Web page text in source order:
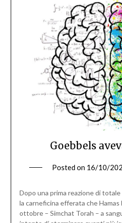
Goebbels
Posted on 16/10/
Dopo una prima reazione di
la carneficina efferata che
ottobre – Simchat Torah – a